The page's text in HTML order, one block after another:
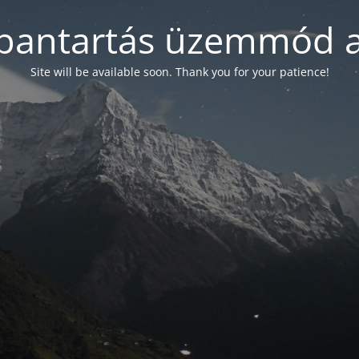
üzemmód
Site will be available soon. Thank you for your patience!